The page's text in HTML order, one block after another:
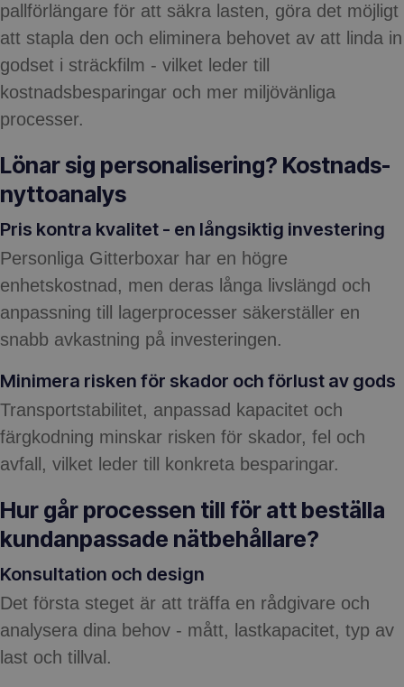
pallförlängare för att säkra lasten, göra det möjligt
att stapla den och eliminera behovet av att linda in
godset i sträckfilm - vilket leder till
kostnadsbesparingar och mer miljövänliga
processer.
Lönar sig personalisering? Kostnads-
nyttoanalys
Pris kontra kvalitet - en långsiktig investering
Personliga Gitterboxar har en högre
enhetskostnad, men deras långa livslängd och
anpassning till lagerprocesser säkerställer en
snabb avkastning på investeringen.
Minimera risken för skador och förlust av gods
Transportstabilitet, anpassad kapacitet och
färgkodning minskar risken för skador, fel och
avfall, vilket leder till konkreta besparingar.
Hur går processen till för att beställa
kundanpassade nätbehållare?
Konsultation och design
Det första steget är att träffa en rådgivare och
analysera dina behov - mått, lastkapacitet, typ av
last och tillval.